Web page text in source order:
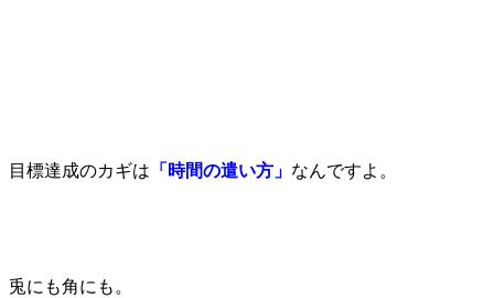
目標達成のカギは 「時間の遣い方」 なんですよ。
兎にも角にも。